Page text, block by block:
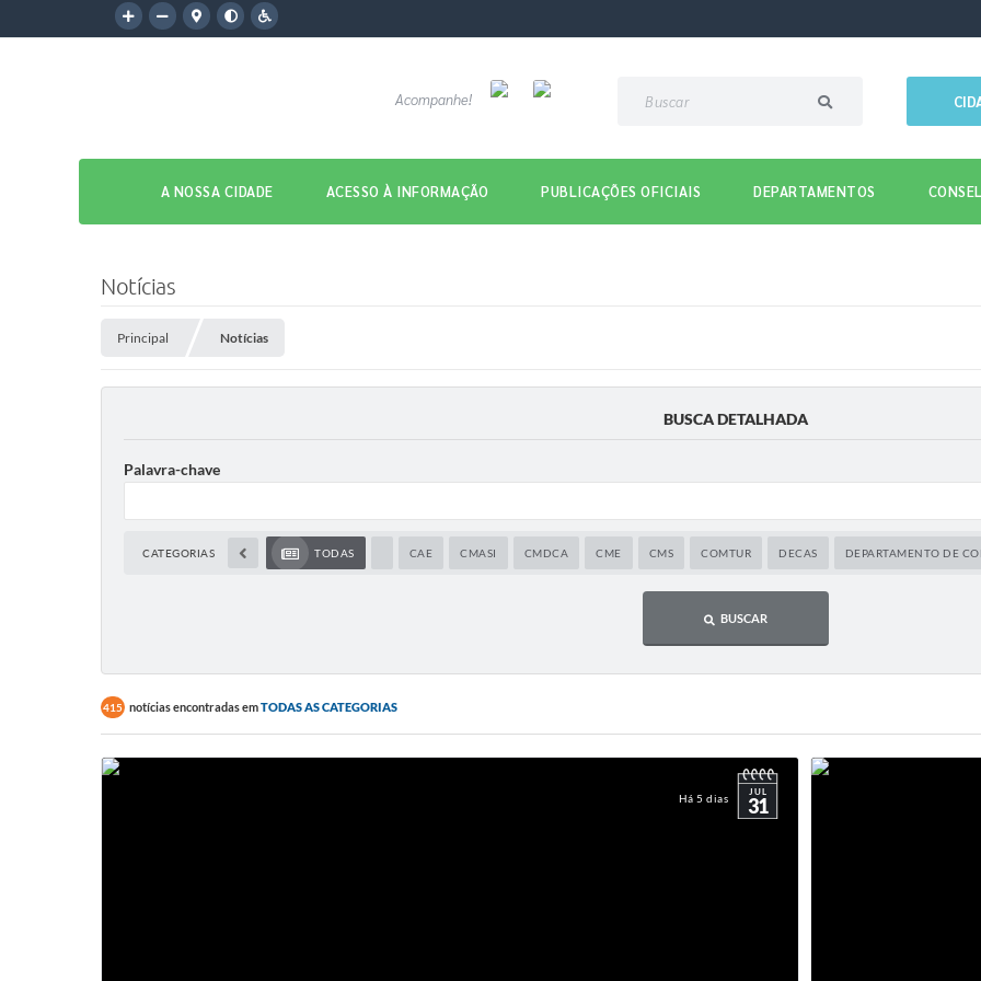
Acompanhe!
A NOSSA CIDADE ACESSO À INFORMAÇÃO PUBLICAÇÕES OFICIAIS DEPARTAMENTOS
Notícias
Principal Notícias
BUSCA DETALHADA
Palavra-chave
CATEGORIAS TODAS CAE CMASI CMDCA CME CMS COMTUR DECAS DEPARTAMENTO DE
BUSCAR
415 notícias encontradas emTODAS AS CATEGORIAS
Há 5 dias JUL
31